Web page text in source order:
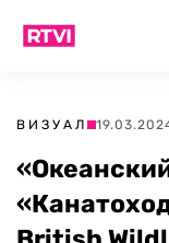
ВИЗУАЛ